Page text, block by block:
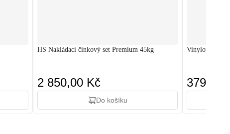
HS Nakládací činkový set Premium 45kg
2 850,00 Kč
Do košíku
Vinylová
379,00